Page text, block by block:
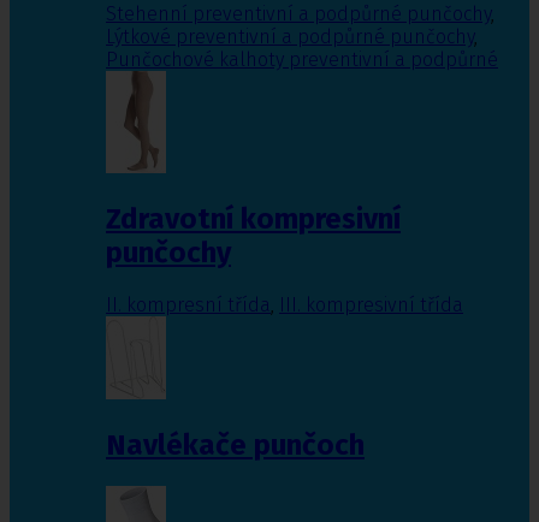
Stehenní preventivní a podpůrné punčochy,
Lýtkové preventivní a podpůrné punčochy,
Punčochové kalhoty preventivní a podpůrné
Zdravotní kompresivní
punčochy
II. kompresní třída III. kompresivní třída
Navlékače punčoch